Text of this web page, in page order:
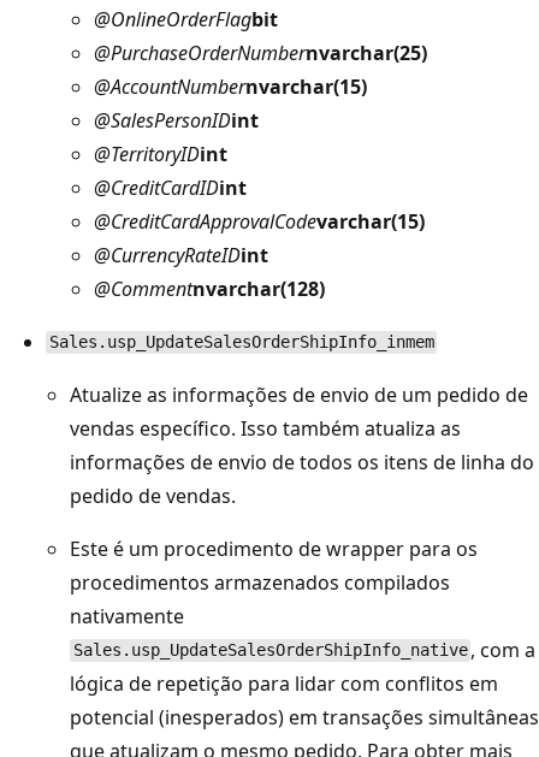
@OnlineOrderFlagbit
@PurchaseOrderNumbernvarchar(25)
@AccountNumbernvarchar(15)
@SalesPersonIDint
@TerritoryIDint
@CreditCardIDint
@CreditCardApprovalCodevarchar(15)
@CurrencyRateIDint
@Commentnvarchar(128)
Sales.usp_UpdateSalesOrderShipInfo_inmem
Atualize as informações de envio de um pedido de
vendas específico. Isso também atualiza as
informações de envio de todos os itens de linha do
pedido de vendas.
Este é um procedimento de wrapper para os
procedimentos armazenados compilados
nativamente
Sales.usp_UpdateSalesOrderShipInfo_native , com a
lógica de repetição para lidar com conflitos em
potencial (inesperados) em transações simultâneas
que atualizam o mesmo pedido. Para obter mais